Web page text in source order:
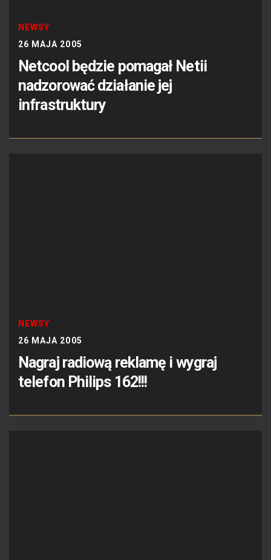
NEWSY
26 MAJA 2005
Netcool będzie pomagał Netii
nadzorować działanie jej
infrastruktury
NEWSY
26 MAJA 2005
Nagraj radiową reklamę i wygraj
telefon Philips 162!!!